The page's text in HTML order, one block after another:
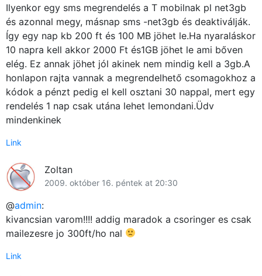
Ilyenkor egy sms megrendelés a T mobilnak pl net3gb
és azonnal megy, másnap sms -net3gb és deaktiválják.
Így egy nap kb 200 ft és 100 MB jöhet le.Ha nyaraláskor
10 napra kell akkor 2000 Ft és1GB jöhet le ami bőven
elég. Ez annak jöhet jól akinek nem mindig kell a 3gb.A
honlapon rajta vannak a megrendelhető csomagokhoz a
kódok a pénzt pedig el kell osztani 30 nappal, mert egy
rendelés 1 nap csak utána lehet lemondani.Üdv
mindenkinek
Link
Zoltan
2009. október 16. péntek at 20:30
@admin:
kivancsian varom!!!! addig maradok a csoringer es csak
mailezesre jo 300ft/ho nal
Link